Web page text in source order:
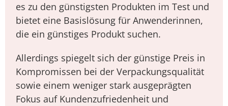
es zu den günstigsten Produkten im Test und
bietet eine Basislösung für Anwenderinnen,
die ein günstiges Produkt suchen.
Allerdings spiegelt sich der günstige Preis in
Kompromissen bei der Verpackungsqualität
sowie einem weniger stark ausgeprägten
Fokus auf Kundenzufriedenheit und